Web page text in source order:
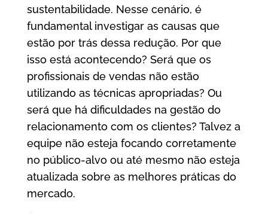
sustentabilidade. Nesse cenário, é
fundamental investigar as causas que
estão por trás dessa redução. Por que
isso está acontecendo? Será que os
profissionais de vendas não estão
utilizando as técnicas apropriadas? Ou
será que há dificuldades na gestão do
relacionamento com os clientes? Talvez a
equipe não esteja focando corretamente
no público-alvo ou até mesmo não esteja
atualizada sobre as melhores práticas do
mercado.